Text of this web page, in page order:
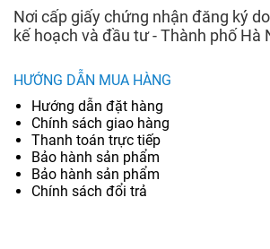
Nơi cấp giấy chứng nhận đăng ký
kế hoạch và đầu tư - Thành phố Hà
HƯỚNG DẪN MUA HÀNG
Hướng dẫn đặt hàng
Chính sách giao hàng
Thanh toán trực tiếp
Bảo hành sản phẩm
Bảo hành sản phẩm
Chính sách đổi trả